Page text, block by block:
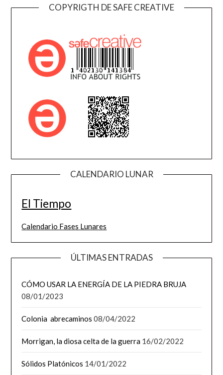
COPYRIGTH DE SAFE CREATIVE
CALENDARIO LUNAR
El Tiempo
Calendario Fases Lunares
ÚLTIMAS ENTRADAS
CÓMO USAR LA ENERGÍA DE LA PIEDRA BRUJA
08/01/2023
Colonia abrecaminos 08/04/2022
Morrigan, la diosa celta de la guerra 16/02/2022
Sólidos Platónicos 14/01/2022